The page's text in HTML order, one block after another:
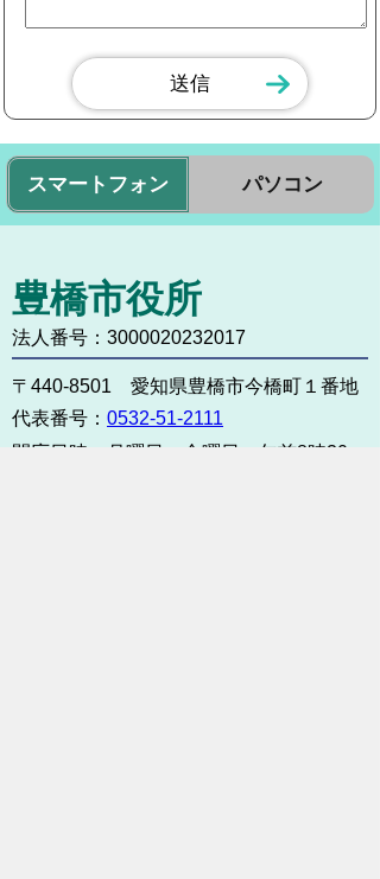
スマートフォン パソコン
豊橋市役所
法人番号：3000020232017
〒440-8501 愛知県豊橋市今橋町１番地
代表番号： 0532-51-2111
開庁日時：
月曜日～金曜日 午前8時30